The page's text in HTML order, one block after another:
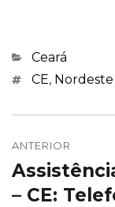
Categorias
Ceará
Marcações
CE, Nordeste
de
Post
ANTERIOR
Post
anterior:
– CE: